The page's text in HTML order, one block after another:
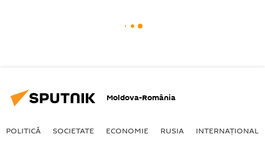
Moldova-România
POLITICĂ SOCIETATE ECONOMIE RUSIA INTERNAŢIONAL